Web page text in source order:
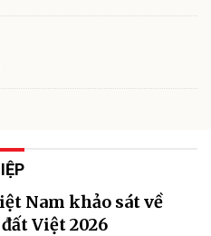
Nam khảo sát về
Việt 2026